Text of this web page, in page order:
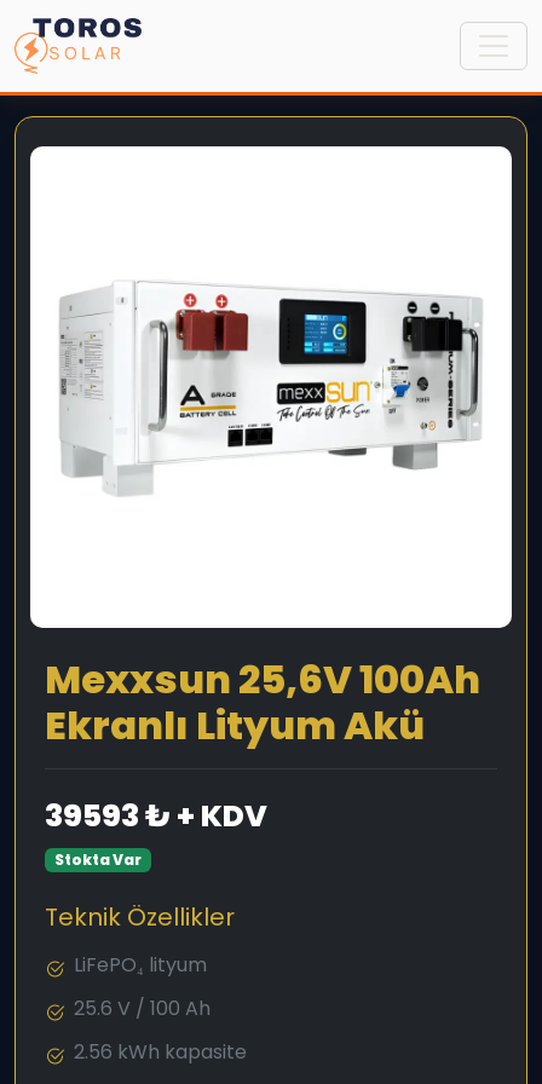
Mexxsun 25,6V 100Ah
Ekranlı Lityum Akü
39593 ₺ + KDV
Stokta Var
Teknik Özellikler
LiFePO₄ lityum
25.6 V / 100 Ah
2.56 kWh kapasite